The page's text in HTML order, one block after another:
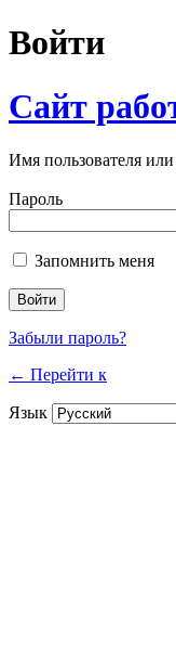
Войти
Сайт
Имя пользователя
Пароль
Запомнить меня
Забыли пароль?
← Перейти к
Язык